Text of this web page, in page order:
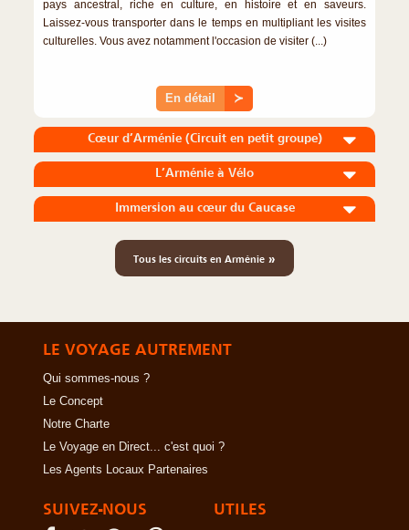
pays ancestral, riche en culture, en histoire et en saveurs.
Laissez-vous transporter dans le temps en multipliant les visites
culturelles. Vous avez notamment l'occasion de visiter (...)
En détail ≻
Cœur d’Arménie (Circuit en petit groupe)
L’Arménie à Vélo
Immersion au cœur du Caucase
Tous les circuits en Arménie »
LE VOYAGE AUTREMENT
Qui sommes-nous ?
Le Concept
Notre Charte
Le Voyage en Direct... c'est quoi ?
Les Agents Locaux Partenaires
SUIVEZ-NOUS UTILES